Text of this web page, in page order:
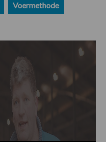
Voermethode